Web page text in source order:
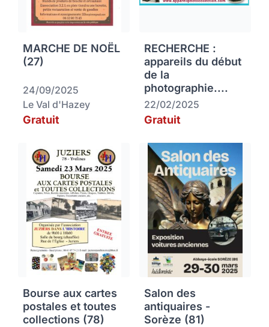
MARCHE DE NOËL
(27)
24/09/2025
Le Val d'Hazey
Gratuit
RECHERCHE :
appareils du début
de la
photographie....
22/02/2025
Gratuit
Bourse aux cartes
postales et toutes
collections (78)
Salon des
antiquaires -
Sorèze (81)